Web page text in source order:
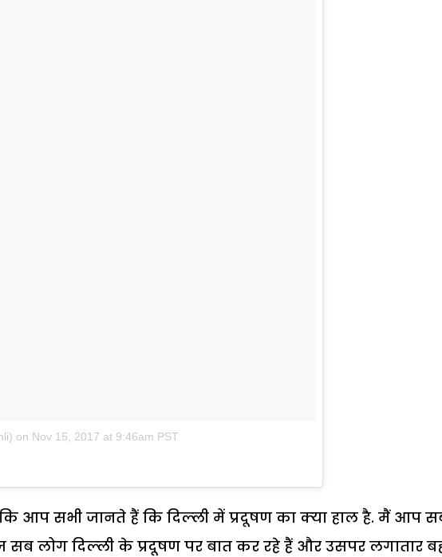
on Nov 15, 2017 at 9:46am PST
आप सभी जानते हैं कि दिल्‍ली में प्रदूषण का क्‍या हाल है. मैं आप
सब लोग दिल्‍ली के प्रदूषण पर बात कर रहे हैं और उसपर लगातार